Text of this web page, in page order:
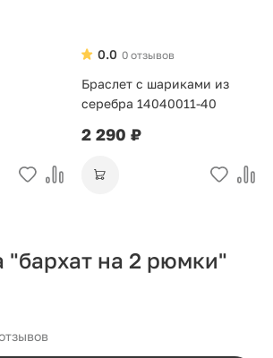
0 отзывов
0.0
Браслет с шариками из
серебра 14040011-40
2 290 ₽
"бархат на 2 рюмки"